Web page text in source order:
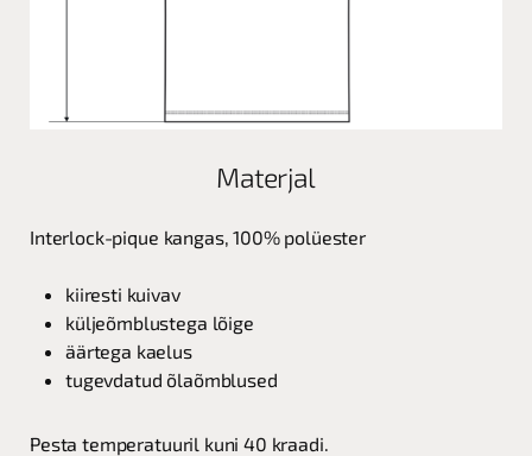
Materjal
Interlock-pique kangas, 100% polüester
kiiresti kuivav
küljeõmblustega lõige
äärtega kaelus
tugevdatud õlaõmblused
Pesta temperatuuril kuni 40 kraadi.